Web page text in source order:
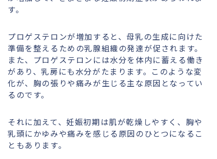
す。
プロゲステロンが増加すると、母乳の生成に向けた
準備を整えるための乳腺組織の発達が促されます。
また、プロゲステロンには水分を体内に蓄える働き
があり、乳房にも水分がたまります。このような変
化が、胸の張りや痛みが生じる主な原因となってい
るのです。
それに加えて、妊娠初期は肌が乾燥しやすく、胸や
乳頭にかゆみや痛みを感じる原因のひとつになるこ
ともあります。